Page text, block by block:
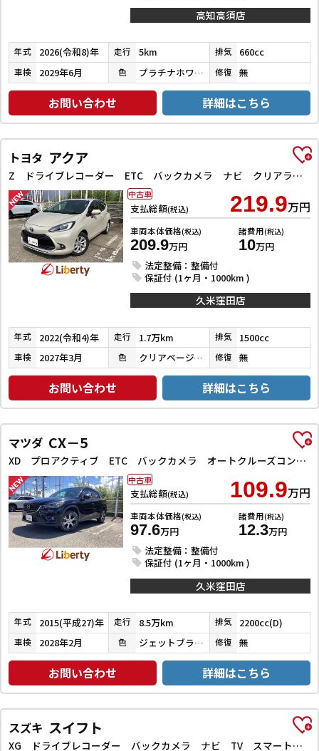
高知高須店
年式 2026(令和8)年 走行 5km 排気 660cc
車検 2029年6月 色 プラチナホワイトパール 修復 無
お問い合わせ 詳細はこちら
トヨタ アクア
Z ドライブレコーダー ETC バックカメラ ナビ クリアランスソナー オートクルーズコントロール レーンアシスト 衝突被害軽減システム アルミホイール LEDヘッドランプ スマートキー 電動格納ミラー
支払総額(税込) 219.9万円
車両本体価格(税込)
209.9万円
諸費用(税込)
10万円
法定整備：整備付
保証付 (1ヶ月・1000km )
中古車
久米窪田店
年式 2022(令和4)年 走行 1.7万km 排気 1500cc
車検 2027年3月 色 クリアベージュメタリック 修復 無
お問い合わせ 詳細はこちら
マツダ CX－5
XD プロアクティブ ETC バックカメラ オートクルーズコントロール レーンアシスト 衝突被害軽減システム ナビ オートライト LEDヘッドランプ アルミホイール スマートキー アイドリングストップ 電動格納ミラー AT
支払総額(税込) 109.9万円
車両本体価格(税込)
97.6万円
諸費用(税込)
12.3万円
法定整備：整備付
保証付 (1ヶ月・1000km )
中古車
久米窪田店
年式 2015(平成27)年 走行 8.5万km 排気 2200cc(D)
車検 2028年2月 色 ジェットブラックマイカ 修復 無
お問い合わせ 詳細はこちら
スズキ スイフト
XG ドライブレコーダー バックカメラ ナビ TV スマートキー 電動格納ミラー シートヒーター CVT 盗難防止システム 衝突安全ボディ ABS ESC CD Bluetooth エアコン